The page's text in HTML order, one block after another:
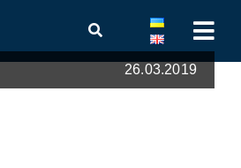
26.03.2019